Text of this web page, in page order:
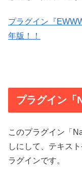
プラグイン『
年版！！
プラグイン「
このプラグイン「
しにして、テキス
ラグインです。